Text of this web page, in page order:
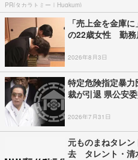
PR(タカラトミー｜Hugkum)
「売上金を金庫
の22歳女性 勤務
2026年8月3日
特定危険指定暴
裁が引退 県公安
2026年7月31日
元ものまねタレ
去 タレント・清